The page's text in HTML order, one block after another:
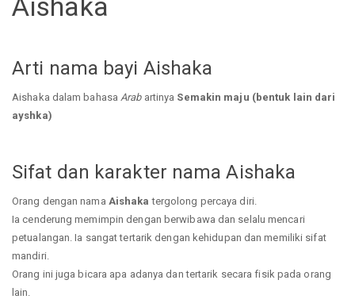
Nurhilman
Pathin
Aishaka
Arti nama bayi Aishaka
Aishaka dalam bahasa Arabartinya Semakin maju (bentuk lain dari
ayshka)
Sifat dan karakter nama Aishaka
Orang dengan nama Aishaka tergolong percaya diri.
Ia cenderung memimpin dengan berwibawa dan selalu mencari
petualangan. Ia sangat tertarik dengan kehidupan dan memiliki sifat
mandiri.
Orang ini juga bicara apa adanya dan tertarik secara fisik pada orang
lain.